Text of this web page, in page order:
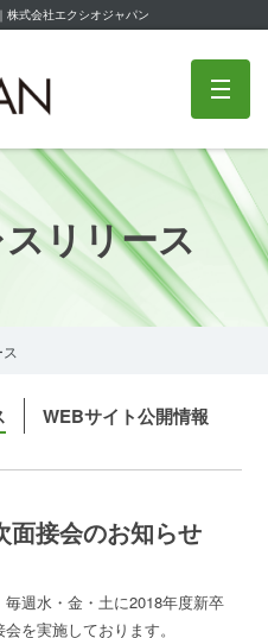
株式会社エクシオジャパン
株式会社エクシオジャパン
リリース
WEBサイト公開情報
面接会のお知らせ
週水・金・土に2018年度新卒
を実施しております。